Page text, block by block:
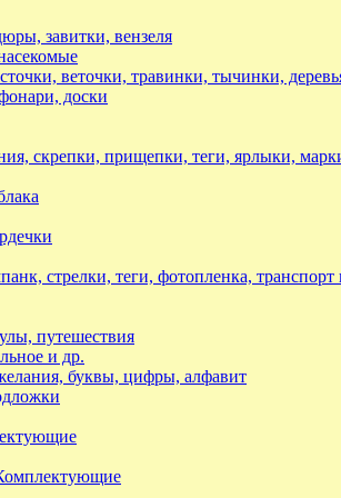
завитки, вензеля
веточки, травинки, тычинки,
доски
скрепки, прищепки, теги, ярлыки,
стрелки, теги, фотопленка, транспорт
путешествия
и др.
буквы, цифры, алфавит